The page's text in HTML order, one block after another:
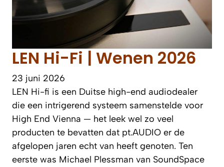
LEN Hi-Fi | Wenen 2026
23 juni 2026
LEN Hi-fi is een Duitse high-end audiodealer
die een intrigerend systeem samenstelde voor
High End Vienna — het leek wel zo veel
producten te bevatten dat pt.AUDIO er de
afgelopen jaren echt van heeft genoten. Ten
eerste was Michael Plessman van SoundSpace